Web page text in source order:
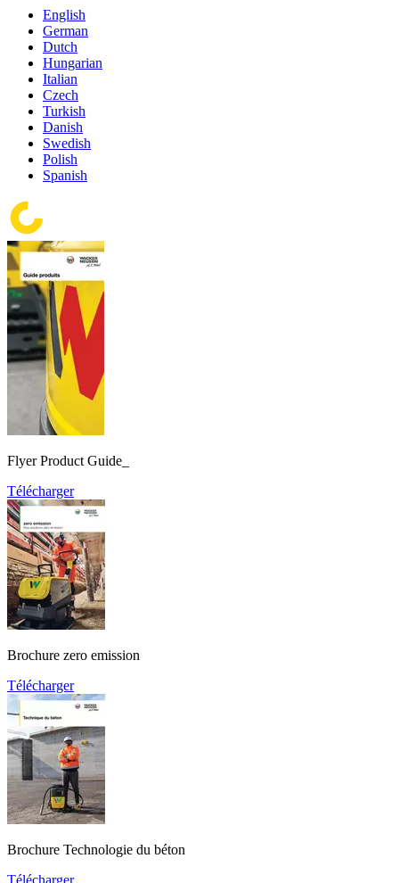
English
German
Dutch
Hungarian
Italian
Czech
Turkish
Danish
Swedish
Polish
Spanish
Flyer Product Guide_
Télécharger
Brochure zero emission
Télécharger
Brochure Technologie du béton